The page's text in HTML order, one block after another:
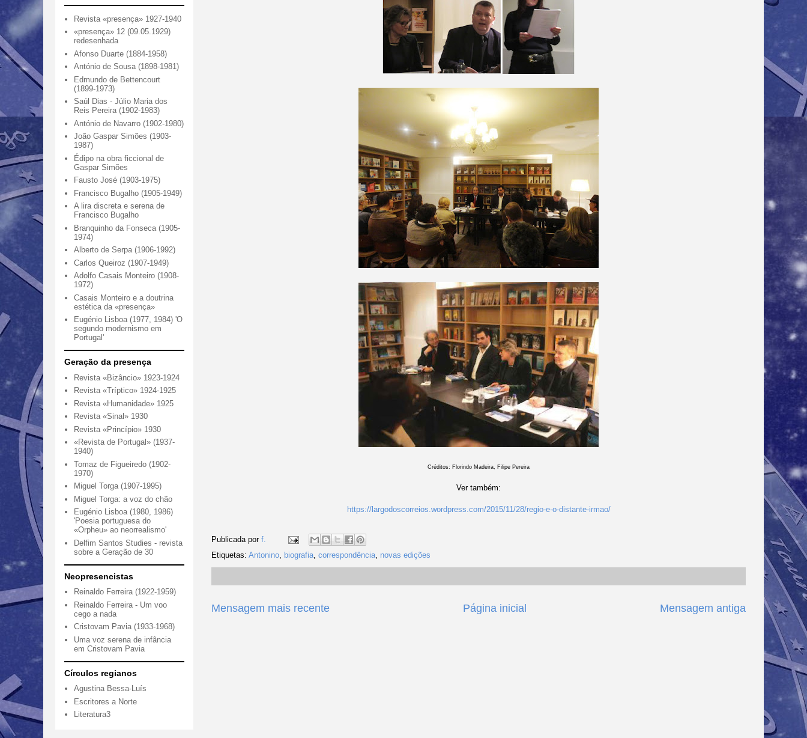
Créditos: Florindo Madeira, Filipe Pereira
Ver também:
https://largodoscorreios.wordpress.com/2015/11/28/regio-e-o-distante-irmao/
Publicada por f.
Etiquetas: Antonino, biografia, correspondência, novas edições
Mensagem mais recente Mensagem antiga
Página inicial
Revista «presença» 1927-1940
«presença» 12 (09.05.1929)
redesenhada
Afonso Duarte (1884-1958)
António de Sousa (1898-1981)
Edmundo de Bettencourt
(1899-1973)
Saúl Dias - Júlio Maria dos
Reis Pereira (1902-1983)
António de Navarro (1902-1980)
João Gaspar Simões (1903-
1987)
Édipo na obra ficcional de
Gaspar Simões
Fausto José (1903-1975)
Francisco Bugalho (1905-1949)
A lira discreta e serena de
Francisco Bugalho
Branquinho da Fonseca (1905-
1974)
Alberto de Serpa (1906-1992)
Carlos Queiroz (1907-1949)
Adolfo Casais Monteiro (1908-
1972)
Casais Monteiro e a doutrina
estética da «presença»
Eugénio Lisboa (1977, 1984) 'O
segundo modernismo em
Portugal'
Geração da presença
Revista «Bizâncio» 1923-1924
Revista «Tríptico» 1924-1925
Revista «Humanidade» 1925
Revista «Sinal» 1930
Revista «Princípio» 1930
«Revista de Portugal» (1937-
1940)
Tomaz de Figueiredo (1902-
1970)
Miguel Torga (1907-1995)
Miguel Torga: a voz do chão
Eugénio Lisboa (1980, 1986)
'Poesia portuguesa do
«Orpheu» ao neorrealismo'
Delfim Santos Studies - revista
sobre a Geração de 30
Neopresencistas
Reinaldo Ferreira (1922-1959)
Reinaldo Ferreira - Um voo
cego a nada
Cristovam Pavia (1933-1968)
Uma voz serena de infância
em Cristovam Pavia
Círculos regianos
Agustina Bessa-Luís
Escritores a Norte
Literatura3